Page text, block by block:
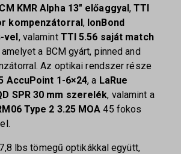
KMR Alpha 13″ előaggyal,TTI
kompenzátorral, IonBond
vel, valamint TTI 5.56 saját match
a BCM gyárt, pinned and
Az optikai rendszer része
AccuPoint 1-6×24, a LaRue
SPR 30 mm szerelék, valamint a
Type 2 3.25 MOA 45 fokos
lbs tömegű optikákkal együtt,